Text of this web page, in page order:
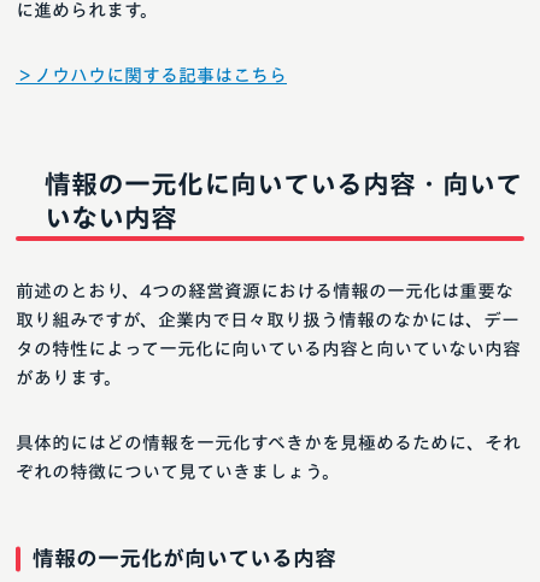
に進められます。
＞ノウハウに関する記事はこちら
情報の一元化に向いている内容・向いて
いない内容
前述のとおり、4つの経営資源における情報の一元化は重要な
取り組みですが、企業内で日々取り扱う情報のなかには、デー
タの特性によって一元化に向いている内容と向いていない内容
があります。
具体的にはどの情報を一元化すべきかを見極めるために、それ
ぞれの特徴について見ていきましょう。
情報の一元化が向いている内容